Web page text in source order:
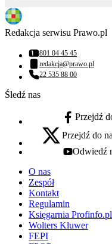
Redakcja serwisu Prawo.pl
Numer telefonu:
801 04 45 45
Adres email:
redakcja@prawo.pl
Numer telefonu:
22 535 88 00
Śledź nas
facebook -
Przejdź
x - otwiera się w nowej
Przejdź do
youtube -
Odwiedź
O nas
Zespół
Kontakt
Regulamin
Księgarnia Profinfo.pl
Wolters Kluwer
FEPI